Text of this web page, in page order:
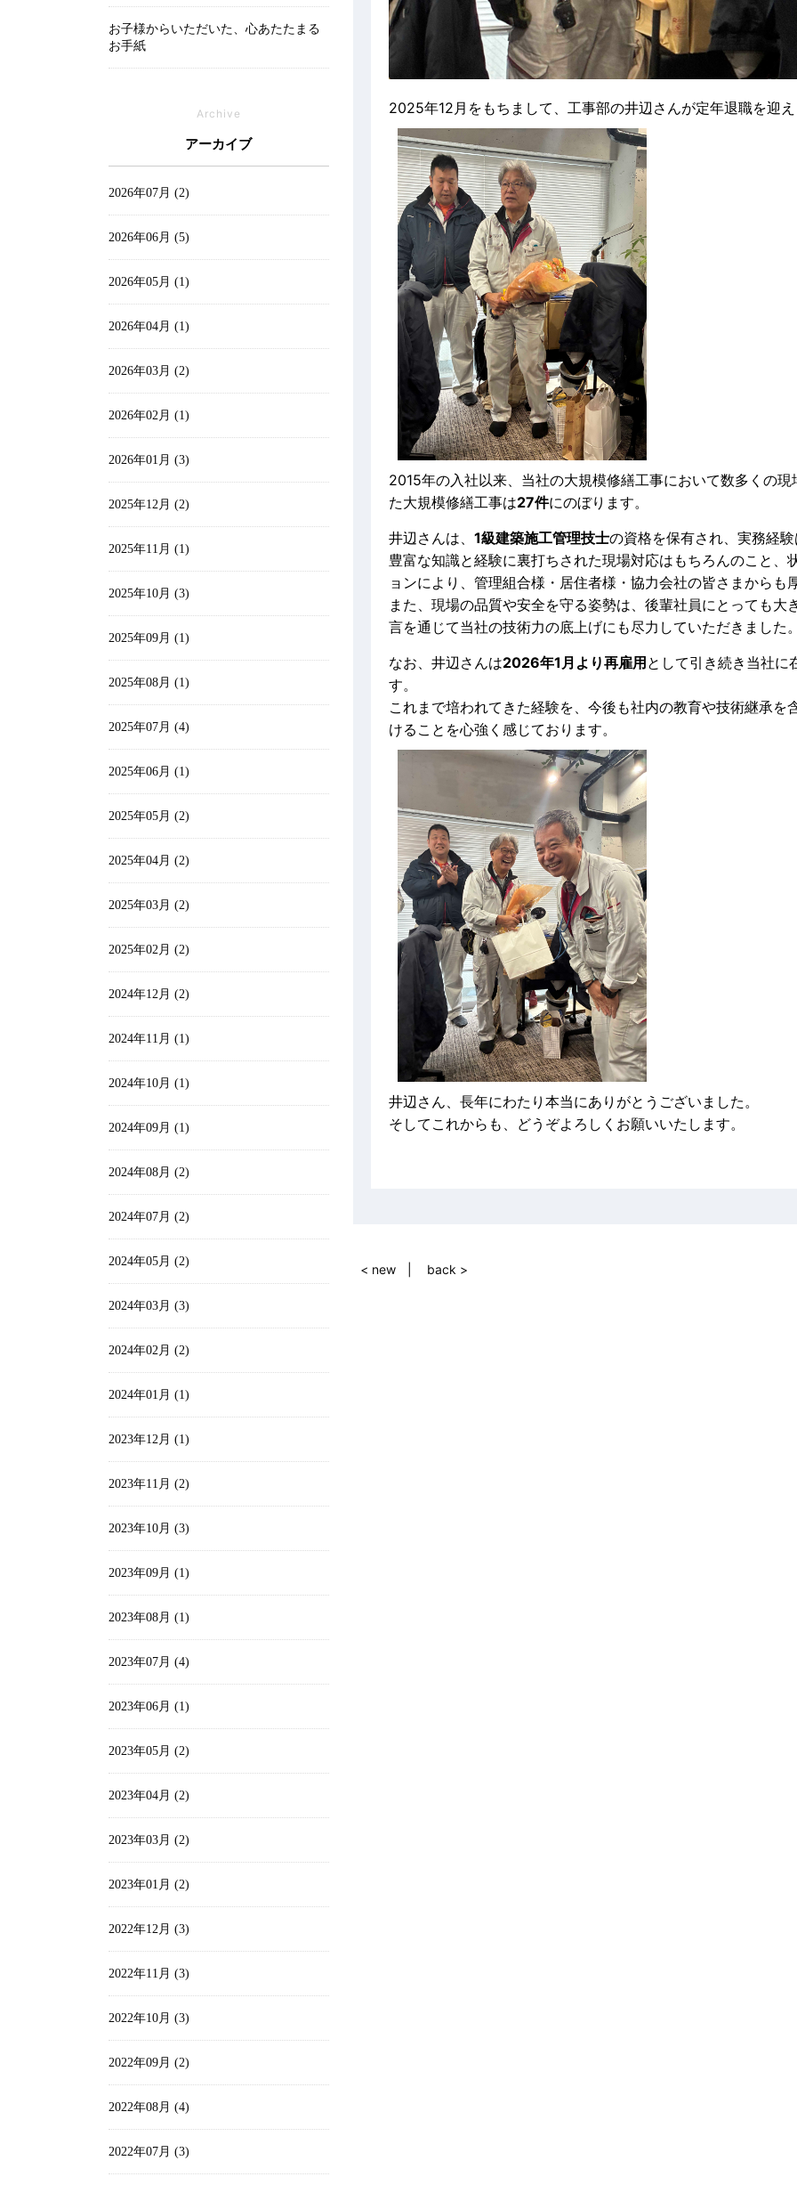
2025年12月をもちまして、工事部の井辺さんが定年退職を迎
2015年の入社以来、当社の大規模修繕工事において数多くの
た大規模修繕工事は27件にのぼります。
井辺さんは、 1級建築施工管理技士の資格を保有され、実務経
豊富な知識と経験に裏打ちされた現場対応はもちろんのこと、
ョンにより、管理組合様・居住者様・協力会社の皆さまからも
また、現場の品質や安全を守る姿勢は、後輩社員にとっても
言を通じて当社の技術力の底上げにも尽力していただきました
なお、井辺さんは2026年1月より再雇用 として引き続き当社に
す。
これまで培われてきた経験を、今後も社内の教育や技術継承を
けることを心強く感じております。
井辺さん、長年にわたり本当にありがとうございました。
そしてこれからも、どうぞよろしくお願いいたします。
< new back >
お子様からいただいた、心あたたまる
お手紙
Archive
アーカイブ
2026年07月 (2)
2026年06月 (5)
2026年05月 (1)
2026年04月 (1)
2026年03月 (2)
2026年02月 (1)
2026年01月 (3)
2025年12月 (2)
2025年11月 (1)
2025年10月 (3)
2025年09月 (1)
2025年08月 (1)
2025年07月 (4)
2025年06月 (1)
2025年05月 (2)
2025年04月 (2)
2025年03月 (2)
2025年02月 (2)
2024年12月 (2)
2024年11月 (1)
2024年10月 (1)
2024年09月 (1)
2024年08月 (2)
2024年07月 (2)
2024年05月 (2)
2024年03月 (3)
2024年02月 (2)
2024年01月 (1)
2023年12月 (1)
2023年11月 (2)
2023年10月 (3)
2023年09月 (1)
2023年08月 (1)
2023年07月 (4)
2023年06月 (1)
2023年05月 (2)
2023年04月 (2)
2023年03月 (2)
2023年01月 (2)
2022年12月 (3)
2022年11月 (3)
2022年10月 (3)
2022年09月 (2)
2022年08月 (4)
2022年07月 (3)